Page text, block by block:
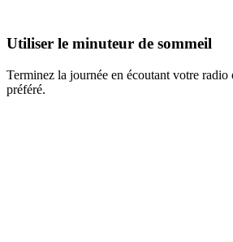
Utiliser le minuteur de sommeil
Terminez la journée en écoutant votre radio
préféré.